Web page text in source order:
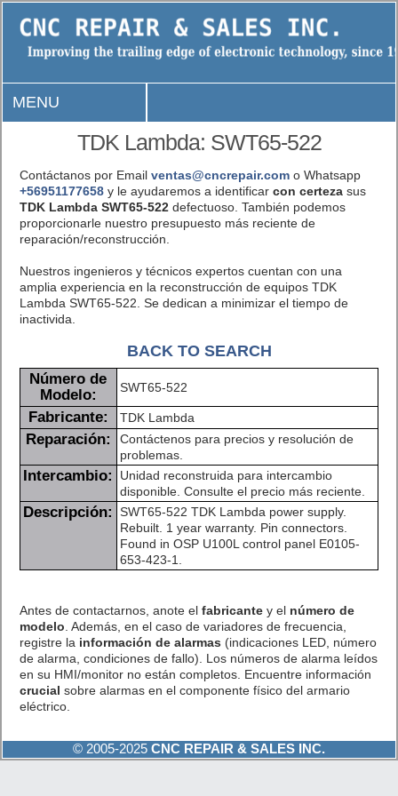
MENU
TDK Lambda: SWT65-522
Contáctanos por Email ventas@cncrepair.como Whatsapp
+56951177658y le ayudaremos a identificar con certezasus
TDK Lambda SWT65-522defectuoso. También podemos
proporcionarle nuestro presupuesto más reciente de
reparación/reconstrucción.
Nuestros ingenieros y técnicos expertos cuentan con una
amplia experiencia en la reconstrucción de equipos TDK
Lambda SWT65-522. Se dedican a minimizar el tiempo de
inactivida.
BACK TO SEARCH
Número de
Modelo:
SWT65-522
Fabricante: TDK Lambda
Reparación:
Contáctenos para precios y resolución de
problemas.
Intercambio:
Unidad reconstruida para intercambio
disponible. Consulte el precio más reciente.
Descripción:
SWT65-522 TDK Lambda power supply.
Rebuilt. 1 year warranty. Pin connectors.
Found in OSP U100L control panel E0105-
653-423-1.
Antes de contactarnos, anote el fabricantey el número de
modelo . Además, en el caso de variadores de frecuencia,
registre la información de alarmas (indicaciones LED, número
de alarma, condiciones de fallo). Los números de alarma leídos
en su HMI/monitor no están completos. Encuentre información
crucial sobre alarmas en el componente físico del armario
eléctrico.
© 2005-2025 CNC REPAIR & SALES INC.